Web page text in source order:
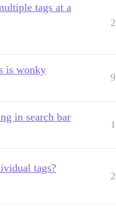
tags at a
2
is wonky
9
in search bar
1
tags?
2